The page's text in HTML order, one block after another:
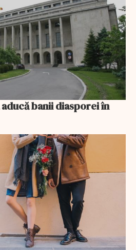
banii diasporei în